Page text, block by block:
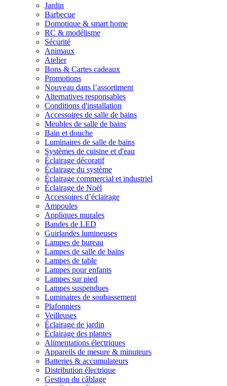
Jardin
Barbecue
Domotique & smart home
RC & modélisme
Sécurité
Animaux
Atelier
Bons & Cartes cadeaux
Promotions
Nouveau dans l’assortiment
Alternatives responsables
Conditions d'installation
Accessoires de salle de bains
Meubles de salle de bains
Bain et douche
Luminaires de salle de bains
Systèmes de cuisine et d'eau
Éclairage décoratif
Éclairage du système
Éclairage commercial et industriel
Éclairage de Noël
Accessoires d’éclairage
Ampoules
Appliques murales
Bandes de LED
Guirlandes lumineuses
Lampes de bureau
Lampes de salle de bains
Lampes de table
Lampes pour enfants
Lampes sur pied
Lampes suspendues
Luminaires de soubassement
Plafonniers
Veilleuses
Éclairage de jardin
Éclairage des plantes
Alimentations électriques
Appareils de mesure & minuteurs
Batteries & accumulateurs
Distribution électrique
Gestion du câblage